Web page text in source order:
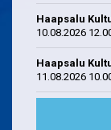
Haapsalu
10.08.2026
Haapsalu
11.08.2026